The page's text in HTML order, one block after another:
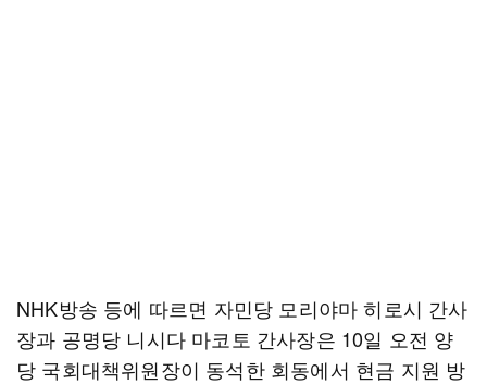
NHK방송 등에 따르면 자민당 모리야마 히로시 간사
장과 공명당 니시다 마코토 간사장은 10일 오전 양
당 국회대책위원장이 동석한 회동에서 현금 지원 방